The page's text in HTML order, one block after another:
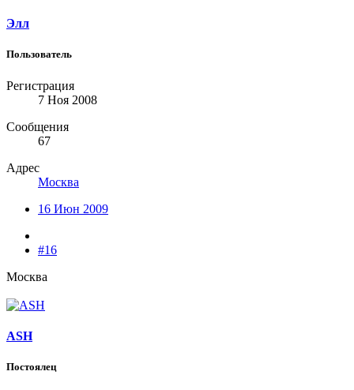
Элл
Пользователь
Регистрация
7 Ноя 2008
Сообщения
67
Адрес
Москва
16 Июн 2009
#16
Москва
ASH
Постоялец